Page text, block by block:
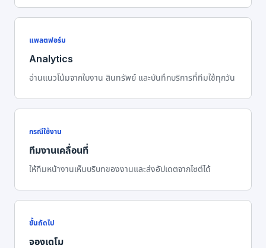
แพลตฟอร์ม
Analytics
อ่านแนวโน้มจากใบงาน สินทรัพย์ และบันทึกบริการที่ทีมใช้ทุกวัน
กรณีใช้งาน
ทีมงานเคลื่อนที่
ให้ทีมหน้างานเห็นบริบทของงานและส่งอัปเดตจากไซต์ได้
ขั้นถัดไป
จองเดโม